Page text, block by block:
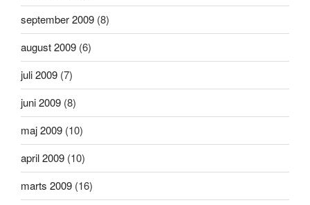
september 2009 (8)
august 2009 (6)
juli 2009 (7)
juni 2009 (8)
maj 2009 (10)
april 2009 (10)
marts 2009 (16)